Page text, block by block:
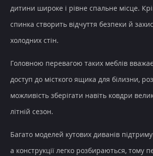
дитини широке і рівне спальне місце.
спинка створить відчуття безпеки й
холодних стін.
Головною перевагою таких меблів
доступ до місткого ящика для білизни,
можливість зберігати навіть ковдри
літній сезон.
Багато моделей кутових диванів
а конструкції легко розбираються, тому